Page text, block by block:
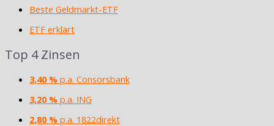
Beste Geldmarkt-ETF
ETF erklärt
Top 4 Zinsen
3,40 % p.a. Consorsbank
3,20 % p.a. ING
2,80 % p.a. 1822direkt